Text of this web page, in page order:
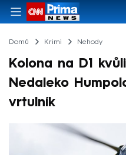
Domů Krimi Nehody
Kolona na D1
Nedaleko
vrtulník